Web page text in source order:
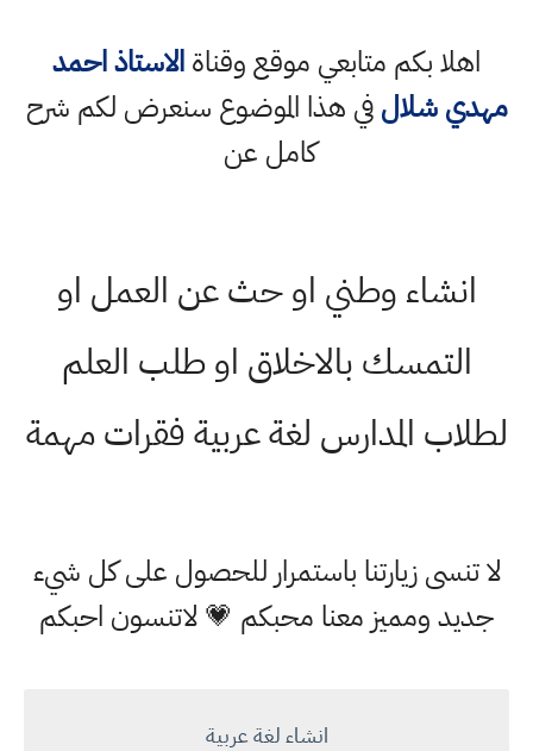
اهلا بكم متابعي موقع وقناةالاستاذ احمد
مهدي شلالفي هذا الموضوع سنعرض لكم شرح
كامل عن
انشاء وطني او حث عن العمل او
التمسك بالاخلاق او طلب العلم
لطلاب المدارس لغة عربية فقرات مهمة
لا تنسى زيارتنا باستمرار للحصول على كل شيء
جديد ومميز معنا محبكم 💗 لاتنسون احبكم
انشاء لغة عربية